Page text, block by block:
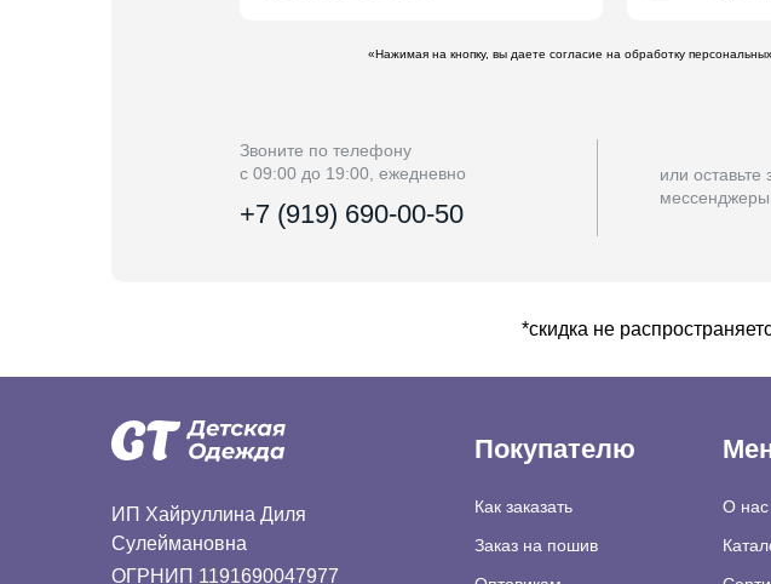
Звоните по телефону
с 09:00 до 19:00, ежедневно
+7 (919) 690-00-50
или оставьте
мессенджеры
«Нажимая на кнопку, вы даете согласие на обработку
*скидка не
ИП Хайруллина Диля
Сулеймановна
ОГРНИП 1191690047977
Покупателю
Как заказать
Заказ на пошив
О нас